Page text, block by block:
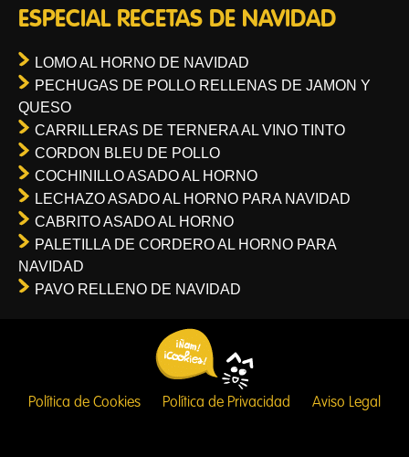
ESPECIAL RECETAS DE NAVIDAD
LOMO AL HORNO DE NAVIDAD
PECHUGAS DE POLLO RELLENAS DE JAMON Y
QUESO
CARRILLERAS DE TERNERA AL VINO TINTO
CORDON BLEU DE POLLO
COCHINILLO ASADO AL HORNO
LECHAZO ASADO AL HORNO PARA NAVIDAD
CABRITO ASADO AL HORNO
PALETILLA DE CORDERO AL HORNO PARA
NAVIDAD
PAVO RELLENO DE NAVIDAD
Política de Cookies Política de Privacidad Aviso Legal